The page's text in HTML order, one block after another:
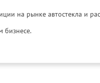
на рынке автостекла и
бизнесе.